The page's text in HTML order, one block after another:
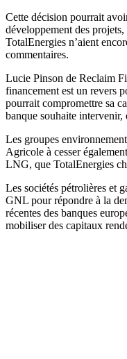
Cette décision pourrait
développement des
TotalEnergies n’aient
commentaires.
Lucie Pinson de Reclaim
financement est un revers
pourrait compromettre sa
banque souhaite intervenir,
Les groupes
Agricole à cesser
LNG, que TotalEnergies
Les sociétés pétrolières et
GNL pour répondre à la
récentes des banques
mobiliser des capitaux